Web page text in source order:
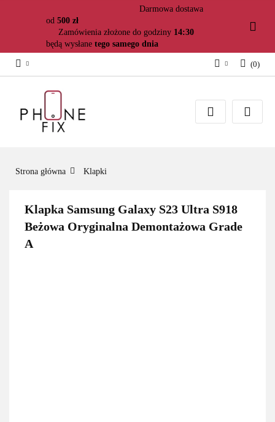
Darmowa dostawa
od 500 zł
Zamówienia złożone do godziny 14:30
będą wysłane tego samego dnia
Załóż konto
(0)
Strona główna Klapki
Klapka Samsung Galaxy S23 Ultra S918
Beżowa Oryginalna Demontażowa Grade
A